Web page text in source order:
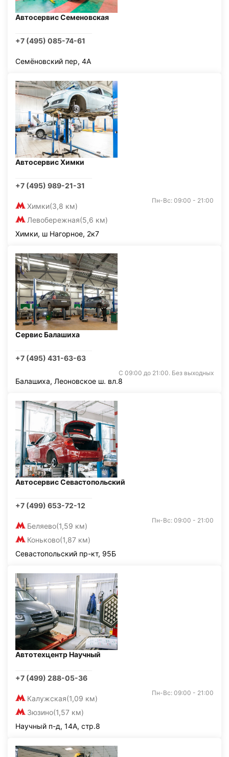
Автосервис Семеновская
+7 (495) 085-74-61
Семёновский пер, 4А
Автосервис Химки
+7 (495) 989-21-31
Химки(3,8 км)
Левобережная(5,6 км)
Пн-Вс: 09:00 - 21:00
Химки, ш Нагорное, 2к7
Сервис Балашиха
+7 (495) 431-63-63
С 09:00 до 21:00. Без выходных
Балашиха, Леоновское ш. вл.8
Автосервис Севастопольский
+7 (499) 653-72-12
Беляево(1,59 км)
Коньково(1,87 км)
Пн-Вс: 09:00 - 21:00
Севастопольский пр-кт, 95Б
Автотехцентр Научный
+7 (499) 288-05-36
Калужская(1,09 км)
Зюзино(1,57 км)
Пн-Вс: 09:00 - 21:00
Научный п-д, 14А, стр.8